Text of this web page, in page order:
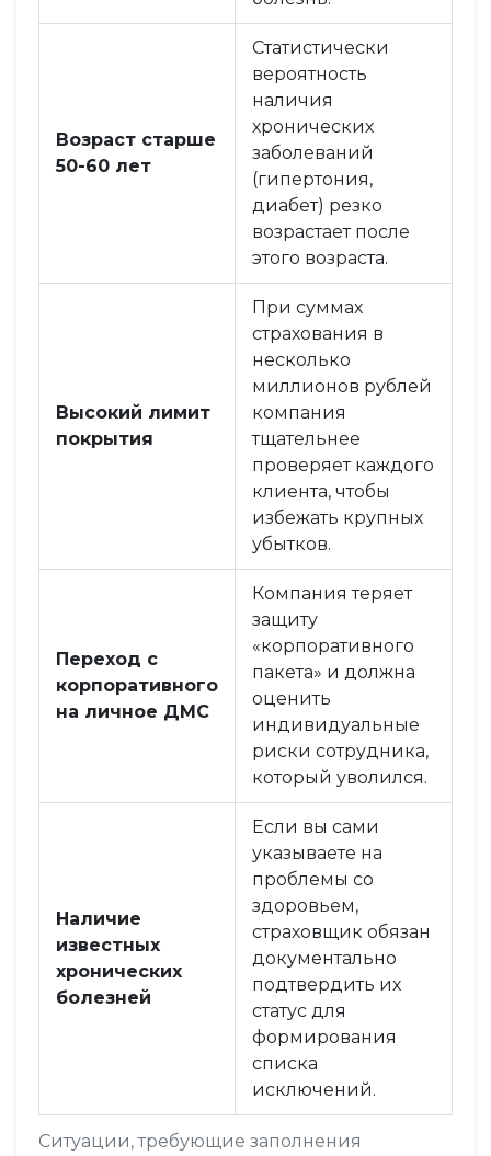
Ситуации, требующие заполнения
Возраст старше
50-60 лет
Статистически
вероятность
наличия
хронических
заболеваний
(гипертония,
диабет) резко
возрастает после
этого возраста.
Высокий лимит
покрытия
При суммах
страхования в
несколько
миллионов рублей
компания
тщательнее
проверяет каждого
клиента, чтобы
избежать крупных
убытков.
Переход с
корпоративного
на личное ДМС
Компания теряет
защиту
«корпоративного
пакета» и должна
оценить
индивидуальные
риски сотрудника,
который уволился.
Наличие
известных
хронических
болезней
Если вы сами
указываете на
проблемы со
здоровьем,
страховщик обязан
документально
подтвердить их
статус для
формирования
списка
исключений.